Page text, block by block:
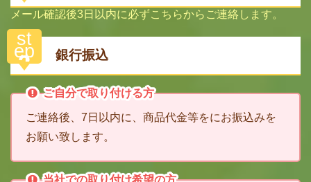
メール確認後3日以内に必ずこちらからご連絡します。
st
ep
3 銀行振込
ご自分で取り付ける方
ご連絡後、7日以内に、商品代金等をにお振込みを
お願い致します。
当社での取り付け希望の方